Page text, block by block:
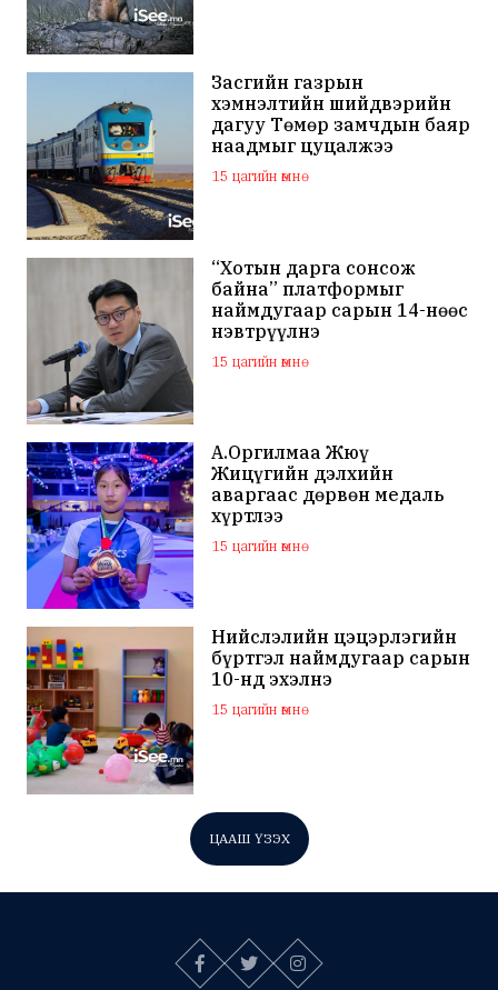
Засгийн газрын
хэмнэлтийн шийдвэрийн
дагуу Төмөр замчдын баяр
наадмыг цуцалжээ
15 цагийн өмнө
“Хотын дарга сонсож
байна” платформыг
наймдугаар сарын 14-нөөс
нэвтрүүлнэ
15 цагийн өмнө
А.Оргилмаа Жюү
Жицүгийн дэлхийн
аваргаас дөрвөн медаль
хүртлээ
15 цагийн өмнө
Нийслэлийн цэцэрлэгийн
бүртгэл наймдугаар сарын
10-нд эхэлнэ
15 цагийн өмнө
ЦААШ ҮЗЭХ